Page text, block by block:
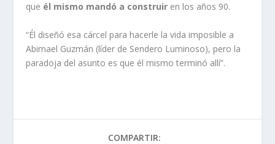
que él mismo mandó a construir en los años 90.
“Él diseñó esa cárcel para hacerle la vida imposible a
Abimael Guzmán (líder de Sendero Luminoso), pero la
paradoja del asunto es que él mismo terminó allí”.
COMPARTIR: